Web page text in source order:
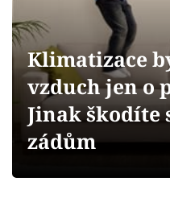
Sledujte prima+
Přihlášení
Sledujte nás
Klimatizace
vzduch jen o
Jinak škodíte
zádům